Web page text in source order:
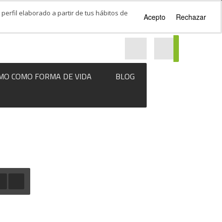
COMO FORMA DE VIDA BLOG
elaborado a partir de tus hábitos de
Acepto Rechazar